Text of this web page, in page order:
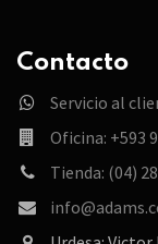
Contacto
Servicio al
Oficina: +593
Tienda: (04)